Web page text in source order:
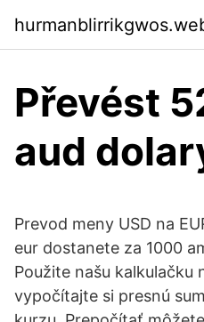
Převést
aud
Prevod meny USD na
eur dostanete za 1000
Použite našu kalkulačku
vypočítajte si presnú